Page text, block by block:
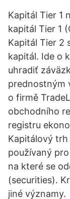
Kapitál Tier 1
kapitál Tier 1
Kapitál Tier 2
kapitál. Ide o
uhradiť
prednostným
o firmě
obchodního
registru
Kapitálový
používaný
na které se
(securities).
jiné významy.